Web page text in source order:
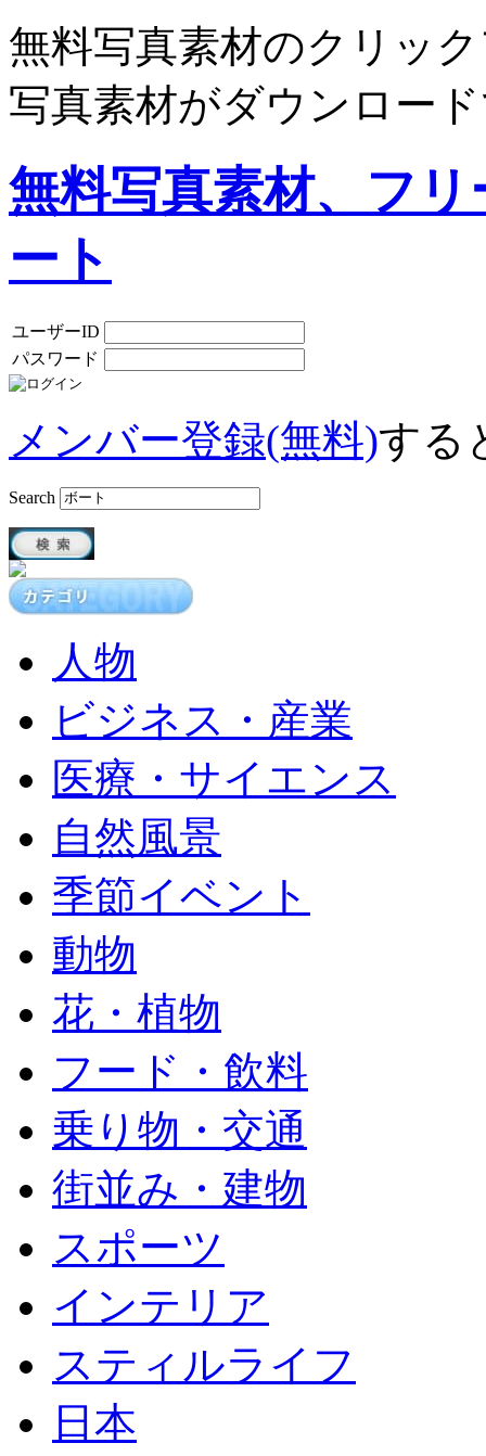
無料写真素材のクリッ
写真素材がダウンロー
無料写真素材、フ
ート
ユーザーID
パスワード
メンバー登録(無料)する
Search
人物
ビジネス・産業
医療・サイエンス
自然風景
季節イベント
動物
花・植物
フード・飲料
乗り物・交通
街並み・建物
スポーツ
インテリア
スティルライフ
日本